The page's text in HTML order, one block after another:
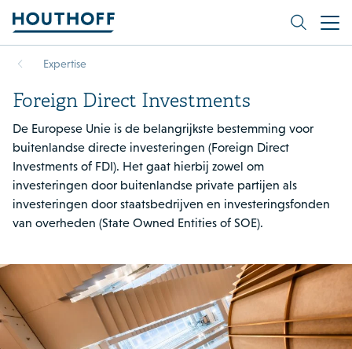
Expertise
Foreign Direct Investments
De Europese Unie is de belangrijkste bestemming voor
buitenlandse directe investeringen (Foreign Direct
Investments of FDI). Het gaat hierbij zowel om
investeringen door buitenlandse private partijen als
investeringen door staatsbedrijven en investeringsfonden
van overheden (State Owned Entities of SOE).